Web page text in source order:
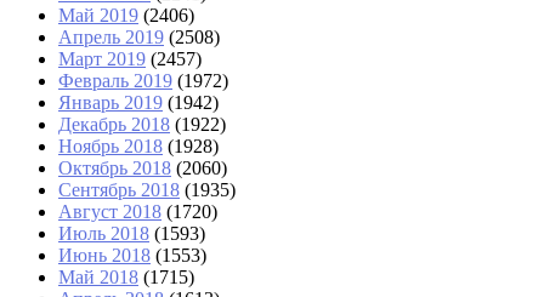
Май 2019 (2406)
Апрель 2019 (2508)
Март 2019 (2457)
Февраль 2019 (1972)
Январь 2019 (1942)
Декабрь 2018 (1922)
Ноябрь 2018 (1928)
Октябрь 2018 (2060)
Сентябрь 2018 (1935)
Август 2018 (1720)
Июль 2018 (1593)
Июнь 2018 (1553)
Май 2018 (1715)